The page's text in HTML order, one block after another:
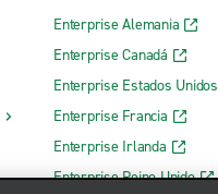
Enterprise Alemania
Enterprise Canadá
Enterprise Estados Unidos
Enterprise Francia
Enterprise Irlanda
Enterprise Reino Unido